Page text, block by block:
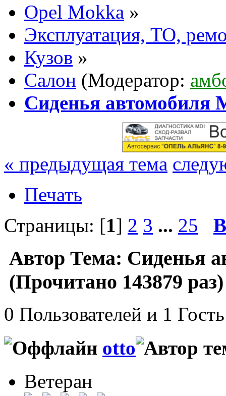
Opel Mokka »
Эксплуатация, ТО,
Кузов »
Салон (Модератор:
Сиденья автомобиля
« предыдущая тема
Печать
Страницы: [1] 2 3 ... 25
Автор Тема: Сиденья
(Прочитано 143879 раз)
0 Пользователей и 1
otto
Ветеран